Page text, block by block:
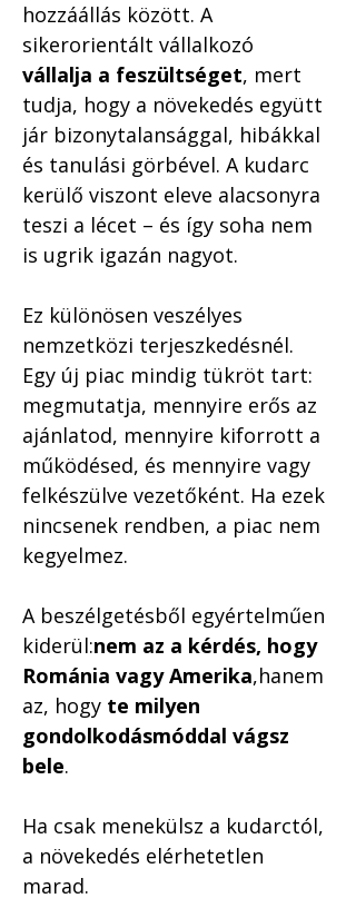
hozzáállás között. A
sikerorientált vállalkozó
vállalja a feszültséget, mert
tudja, hogy a növekedés együtt
jár bizonytalansággal, hibákkal
és tanulási görbével. A kudarc
kerülő viszont eleve alacsonyra
teszi a lécet – és így soha nem
is ugrik igazán nagyot.
Ez különösen veszélyes
nemzetközi terjeszkedésnél.
Egy új piac mindig tükröt tart:
megmutatja, mennyire erős az
ajánlatod, mennyire kiforrott a
működésed, és mennyire vagy
felkészülve vezetőként. Ha ezek
nincsenek rendben, a piac nem
kegyelmez.
A beszélgetésből egyértelműen
kiderül:nem az a kérdés, hogy
Románia vagy Amerika,hanem
az, hogy te milyen
gondolkodásmóddal vágsz
bele.
Ha csak menekülsz a kudarctól,
a növekedés elérhetetlen
marad.